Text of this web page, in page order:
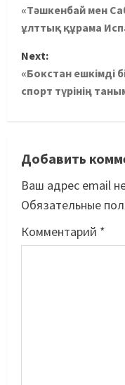
«Тәшкенбай мен
ұлттық құрама
Next:
«Бокстан ешкімді
спорт түрінің
Добавить
Ваш адрес email
Обязательные
Комментарий *